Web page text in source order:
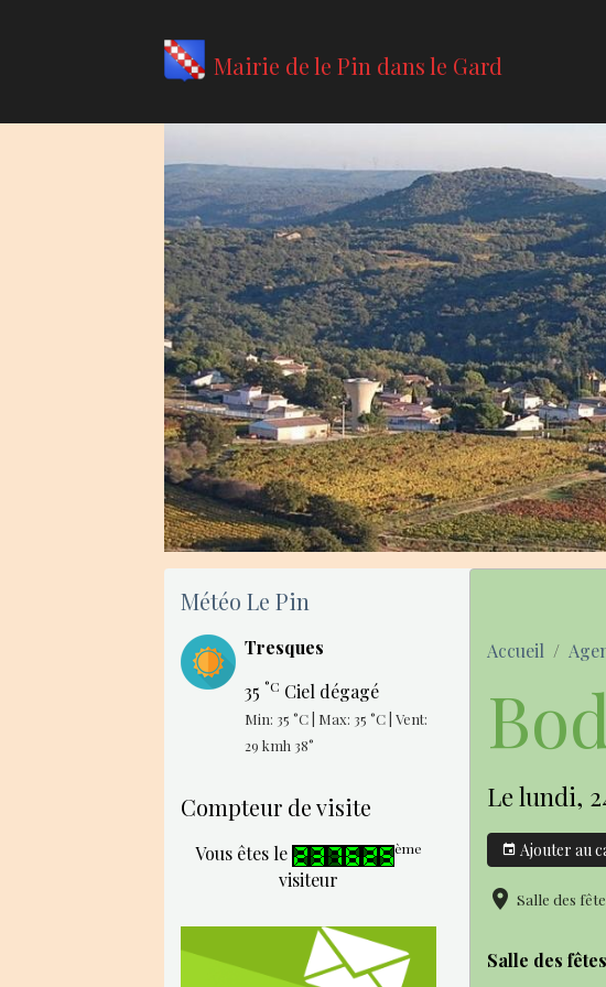
Mairie de le Pin dans le Gard
Accueil
Le lundi,
Ajouter au
Salle des
Salle des fêtes
Météo Le Pin
Tresques
35 °C Ciel dégagé
Min: 35 °C | Max: 35 °C | Vent:
29 kmh 38°
Compteur de visite
Vous êtes le ème
visiteur